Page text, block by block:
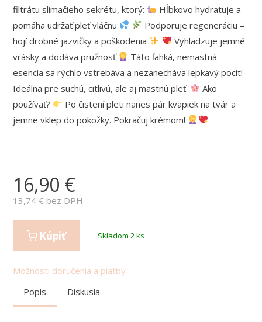
filtrátu slimačieho sekrétu, ktorý:
Hĺbkovo hydratuje a
pomáha udržať pleť vláčnu
Podporuje regeneráciu –
hojí drobné jazvičky a poškodenia
Vyhladzuje jemné
vrásky a dodáva pružnosť
Táto ľahká, nemastná
esencia sa rýchlo vstrebáva a nezanecháva lepkavý pocit!
Ideálna pre suchú, citlivú, ale aj mastnú pleť.
Ako
používať?
Po čistení pleti nanes pár kvapiek na tvár a
jemne vklep do pokožky. Pokračuj krémom!
16,90 €
13,74 € bez DPH
Kúpiť Skladom 2 ks
Možnosti doručenia a platby
Popis
Diskusia